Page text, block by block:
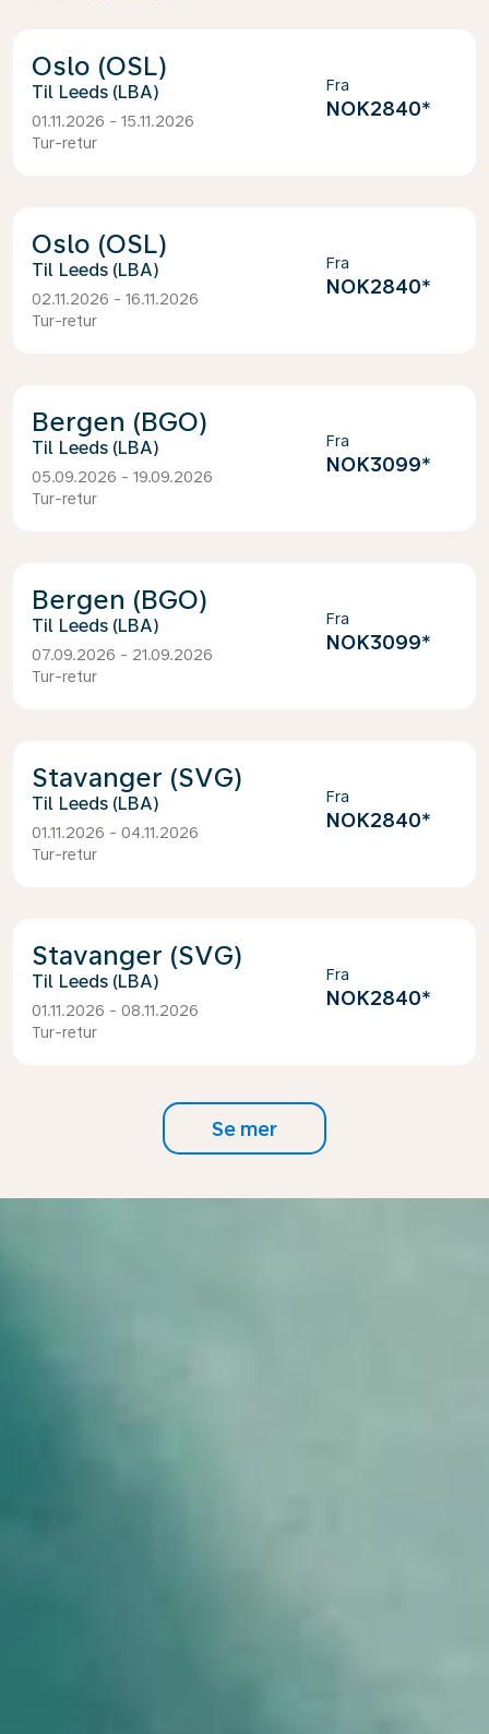
Oslo (OSL)
Leeds (LBA)
01.11.2026 - 15.11.2026
Tur-retur
Fra
NOK2840*
Oslo (OSL)
Leeds (LBA)
02.11.2026 - 16.11.2026
Tur-retur
Fra
NOK2840*
Bergen (BGO)
Leeds (LBA)
05.09.2026 - 19.09.2026
Tur-retur
Fra
NOK3099*
Bergen (BGO)
Leeds (LBA)
07.09.2026 - 21.09.2026
Tur-retur
Fra
NOK3099*
Stavanger (SVG)
Leeds (LBA)
01.11.2026 - 04.11.2026
Tur-retur
Fra
NOK2840*
Stavanger (SVG)
Leeds (LBA)
01.11.2026 - 08.11.2026
Tur-retur
Fra
NOK2840*
Se mer